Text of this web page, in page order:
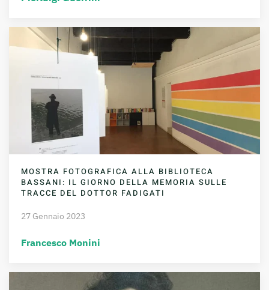
MOSTRA FOTOGRAFICA ALLA BIBLIOTECA
BASSANI: IL GIORNO DELLA MEMORIA SULLE
TRACCE DEL DOTTOR FADIGATI
27 Gennaio 2023
Francesco Monini